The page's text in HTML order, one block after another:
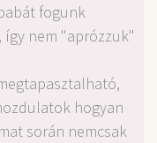
fogunk
így nem "aprózzuk"
hogyan
során nemcsak